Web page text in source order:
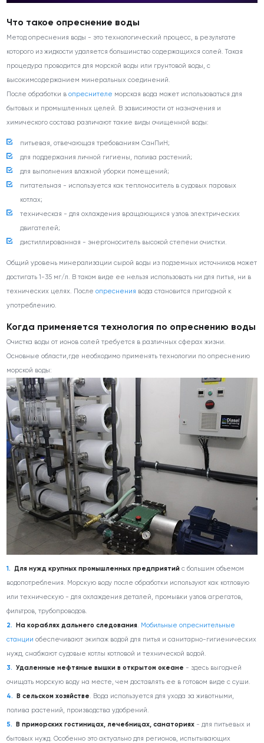
Что такое опреснение воды
Метод опреснения воды - это технологический процесс, в результате
которого из жидкости удаляется большинство содержащихся солей. Такая
процедура проводится для морской воды или грунтовой воды, с
высокимсодержанием минеральных соединений.
После обработки вопреснителе морская вода может использоваться для
бытовых и промышленных целей. В зависимости от назначения и
химического состава различают такие виды очищенной воды:
питьевая, отвечающая требованиям СанПиН;
для поддержания личной гигиены, полива растений;
для выполнения влажной уборки помещений;
питательная - используется как теплоноситель в судовых паровых
котлах;
техническая - для охлаждения вращающихся узлов электрических
двигателей;
дистиллированная - энергоноситель высокой степени очистки.
Общий уровень минерализации сырой воды из подземных источников может
достигать 1-35 мг/л. В таком виде ее нельзя использовать ни для питья, ни в
технических целях. Послеопреснения вода становится пригодной к
употреблению.
Когда применяется технология по опреснению воды
Очистка воды от ионов солей требуется в различных сферах жизни.
Основные области,где необходимо применять технологии по опреснению
морской воды:
Для нужд крупных промышленных предприятий с большим объемом
водопотребления. Морскую воду после обработки используют как котловую
или техническую - для охлаждения деталей, промывки узлов агрегатов,
фильтров, трубопроводов.
На кораблях дальнего следования. Мобильные опреснительные
станции обеспечивают экипаж водой для питья и санитарно-гигиенических
нужд, снабжают судовые котлы котловой и технической водой.
Удаленные нефтяные вышки в открытом океане - здесь выгодней
очищать морскую воду на месте, чем доставлять ее в готовом виде с суши.
В сельском хозяйстве. Вода используется для ухода за животными,
полива растений, производства удобрений.
В приморских гостиницах, лечебницах, санаториях - для питьевых и
бытовых нужд. Особенно это актуально для регионов, испытывающих